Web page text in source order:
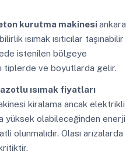
kurutma makinesiankara
ısımak ısıtıcılar taşınabilir
istenilen bölgeye
tiplerde ve boyutlarda gelir.
ısımak fiyatları
kiralama ancak elektrikli
yüksek olabileceğinden enerji
olunmalıdır. Olası arızalarda